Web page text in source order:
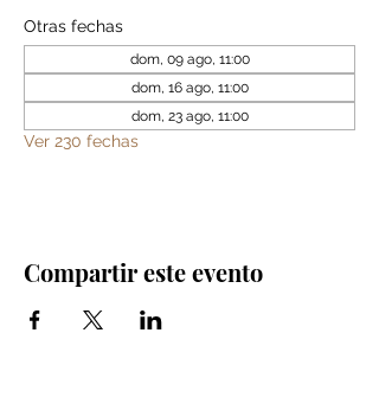
Otras fechas
dom, 09 ago, 11:00
dom, 16 ago, 11:00
dom, 23 ago, 11:00
Ver 230 fechas
Compartir este evento